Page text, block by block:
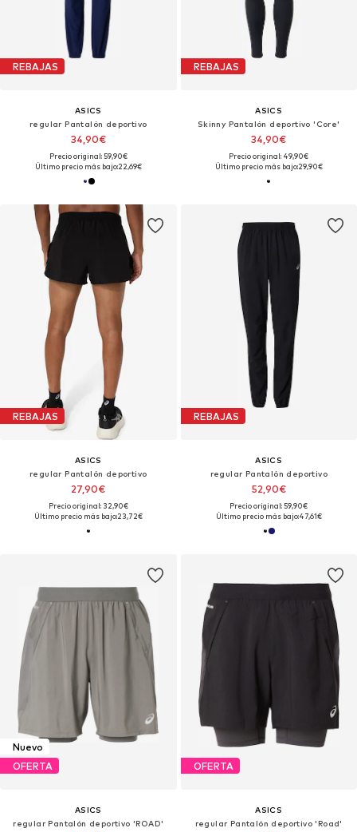
REBAJAS
ASICS
regular Pantalón deportivo
34,90€
Precio original: 59,90€
Último precio más bajo:22,69€
REBAJAS
ASICS
Skinny Pantalón deportivo 'Core'
34,90€
Precio original: 49,90€
Último precio más bajo:29,90€
REBAJAS
ASICS
regular Pantalón deportivo
27,90€
Precio original: 32,90€
Último precio más bajo:23,72€
REBAJAS
ASICS
regular Pantalón deportivo
52,90€
Precio original: 59,90€
Último precio más bajo:47,61€
Nuevo
OFERTA
ASICS
regular Pantalón deportivo 'ROAD'
OFERTA
ASICS
regular Pantalón deportivo 'Road'